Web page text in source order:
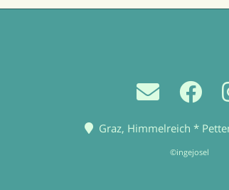
Graz, Himmelreich *
©ingejosel